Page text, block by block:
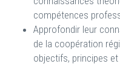
compétences
Approfondir leur
de la coopération
objectifs, principes et